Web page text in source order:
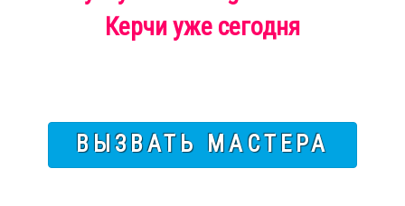
Керчи уже сегодня
ВЫЗВАТЬ МАСТЕРА